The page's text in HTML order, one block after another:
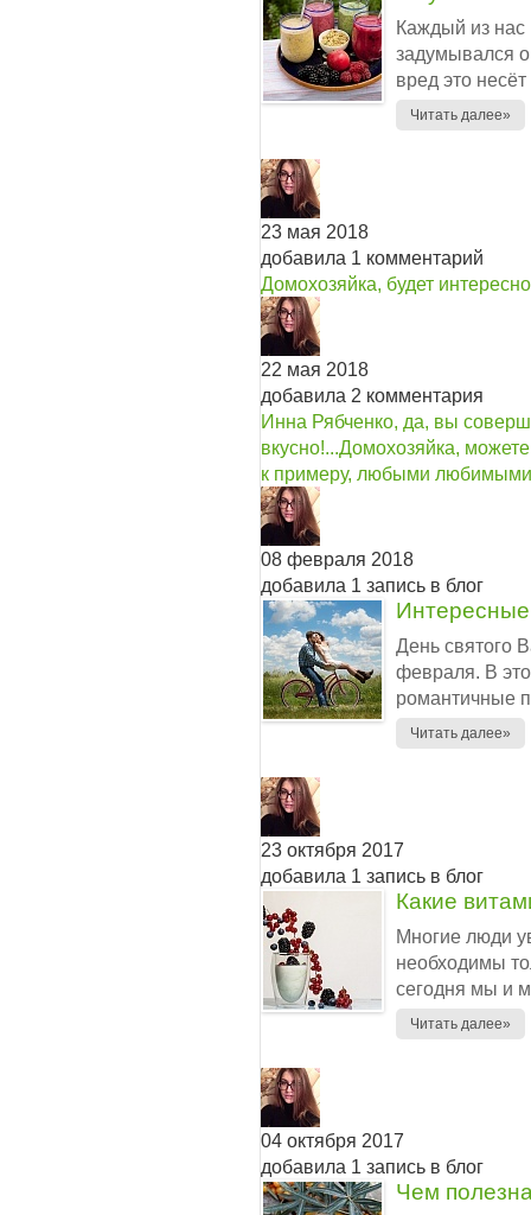
Каждый из нас
задумывался
вред это
Читать далее»
23 мая 2018
добавила 1 комментарий
Домохозяйка, будет
22 мая 2018
добавила 2 комментария
Инна Рябченко, да, вы
вкусно!...Домохозяйка,
к примеру, любыми
08 февраля 2018
добавила 1 запись в блог
День святого
февраля. В
романтичные
Читать далее»
23 октября 2017
добавила 1 запись в блог
Какие
Многие люди
необходимы
сегодня мы и
Читать далее»
04 октября 2017
добавила 1 запись в блог
Чем